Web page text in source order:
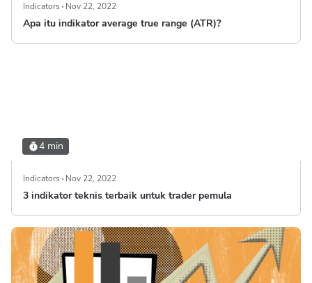
Indicators Nov 22, 2022
Apa itu indikator average true range (ATR)?
4 min
Indicators Nov 22, 2022
3 indikator teknis terbaik untuk trader pemula